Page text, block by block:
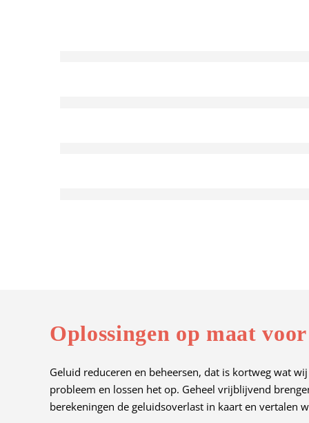
Oplossingen op maat
Geluid reduceren en beheersen, dat is kortweg wat
probleem en lossen het op. Geheel vrijblijvend
berekeningen de geluidsoverlast in kaart en vertalen